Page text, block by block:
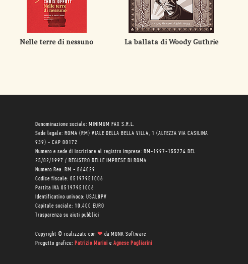
Nelle terre di nessuno La ballata di Woody Guthrie
Denominazione sociale: MINIMUM FAX S.R.L.
Sede legale: ROMA (RM) VIALE DELLA BELLA VILLA, 1 (ALTEZZA VIA CASILINA
939) - CAP 00172
Numero e sede di iscrizione al registro imprese: RM-1997-155274 DEL
25/02/1997 / REGISTRO DELLE IMPRESE DI ROMA
Numero Rea: RM - 864029
Codice fiscale: 05197951006
Partita IVA 05197951006
Identificativo univoco: USAL8PV
Capitale sociale: 10.400 EURO
Trasparenza su aiuti pubblici
Copyright © realizzato con ❤ da MONK Software
Progetto grafico: Patrizio Marini e Agnese Pagliarini